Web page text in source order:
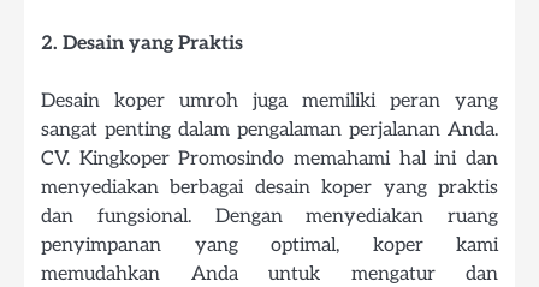
2. Desain yang Praktis
Desain koper umroh juga memiliki peran yang
sangat penting dalam pengalaman perjalanan Anda.
CV. Kingkoper Promosindo memahami hal ini dan
menyediakan berbagai desain koper yang praktis
dan fungsional. Dengan menyediakan ruang
penyimpanan yang optimal, koper kami
memudahkan Anda untuk mengatur dan